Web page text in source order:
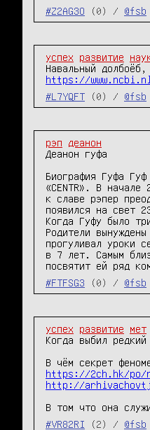
#Z2AG3O
(0) / @fsb
успех развитие
https://
#L7YQFT
(0) / @fsb
рэп
деанон
Деанон гуфа
Биография Гуфа
«CENTR». В
к славе рэпер
появился на свет
Когда Гуфу было
Родители
прогуливал уроки
в 7 лет. Самым
#FTFSG3
(0) / @fsb
успех развитие мет
Когда выбил
https://2ch.hk/po/
http://
В том что она
#VR82RI
(2) / @fsb